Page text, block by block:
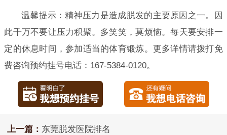
温馨提示：精神压力是造成脱发的主要原因之一。因
此千万不要让压力积聚。多笑笑，莫烦恼。每天要安排一
定的休息时间，参加适当的体育锻炼。更多详情请拨打免
费咨询预约挂号电话：167-5384-0120。
上一篇： 东莞脱发医院排名